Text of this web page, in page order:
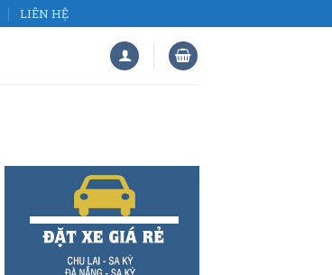
LIÊN HỆ